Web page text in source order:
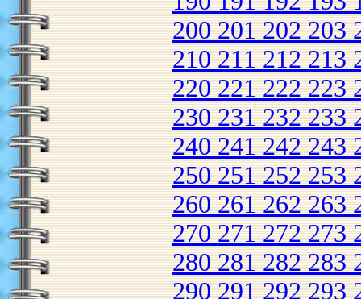
200 201 202 203
210 211 212 213
220 221 222 223
230 231 232 233
240 241 242 243
250 251 252 253
260 261 262 263
270 271 272 273
280 281 282 283
290 291 292 293